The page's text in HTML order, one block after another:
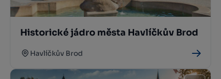
Historické jádro města Havlíčkův Brod
Havlíčkův Brod